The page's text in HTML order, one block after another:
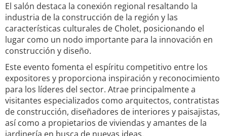
El salón destaca la conexión regional resaltando la
industria de la construcción de la región y las
características culturales de Cholet, posicionando el
lugar como un nodo importante para la innovación en
construcción y diseño.
Este evento fomenta el espíritu competitivo entre los
expositores y proporciona inspiración y reconocimiento
para los líderes del sector. Atrae principalmente a
visitantes especializados como arquitectos, contratistas
de construcción, diseñadores de interiores y paisajistas,
así como a propietarios de viviendas y amantes de la